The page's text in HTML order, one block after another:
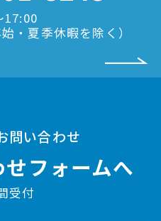
17:00
・夏季休暇を除く）
問い合わせ
フォームへ
受付